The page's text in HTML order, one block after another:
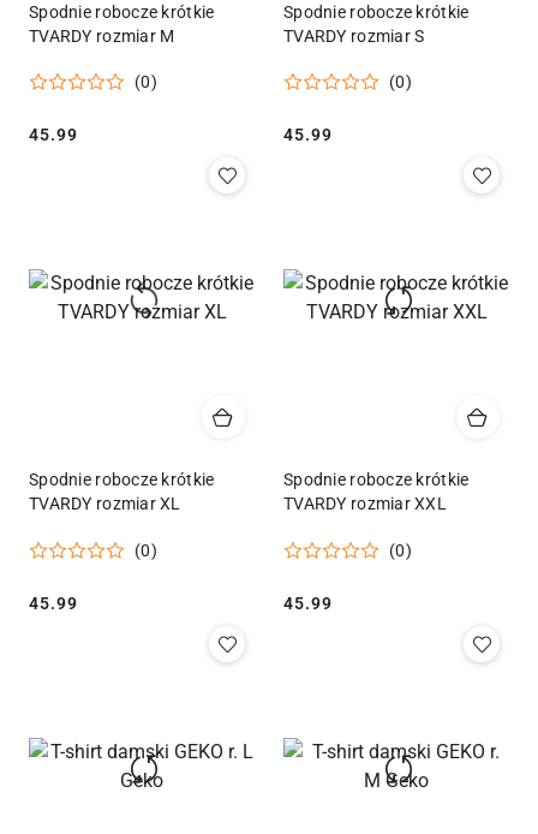
Spodnie robocze krótkie
TVARDY rozmiar M
(0)
Cena:
45.99
Spodnie robocze krótkie
TVARDY rozmiar S
(0)
Cena:
45.99
Spodnie robocze krótkie
TVARDY rozmiar XL
(0)
Cena:
45.99
Spodnie robocze krótkie
TVARDY rozmiar XXL
(0)
Cena:
45.99